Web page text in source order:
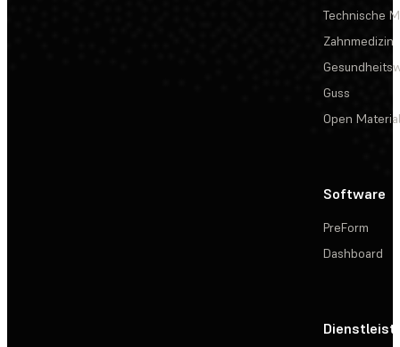
Technische
Zahnmedizin
Guss
Open
Software
PreForm
Dashboard